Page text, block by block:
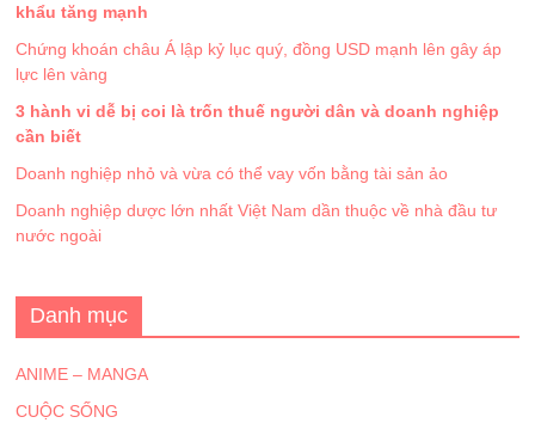
khẩu tăng mạnh
Chứng khoán châu Á lập kỷ lục quý, đồng USD mạnh lên gây áp
lực lên vàng
3 hành vi dễ bị coi là trốn thuế người dân và doanh nghiệp
cần biết
Doanh nghiệp nhỏ và vừa có thể vay vốn bằng tài sản ảo
Doanh nghiệp dược lớn nhất Việt Nam dần thuộc về nhà đầu tư
nước ngoài
Danh mục
ANIME – MANGA
CUỘC SỐNG